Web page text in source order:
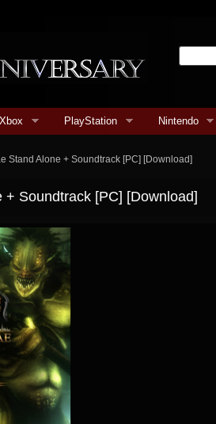
Xbox PlayStation Nintendo
Stand Alone + Soundtrack [PC] [Download]
Soundtrack [PC] [Download]